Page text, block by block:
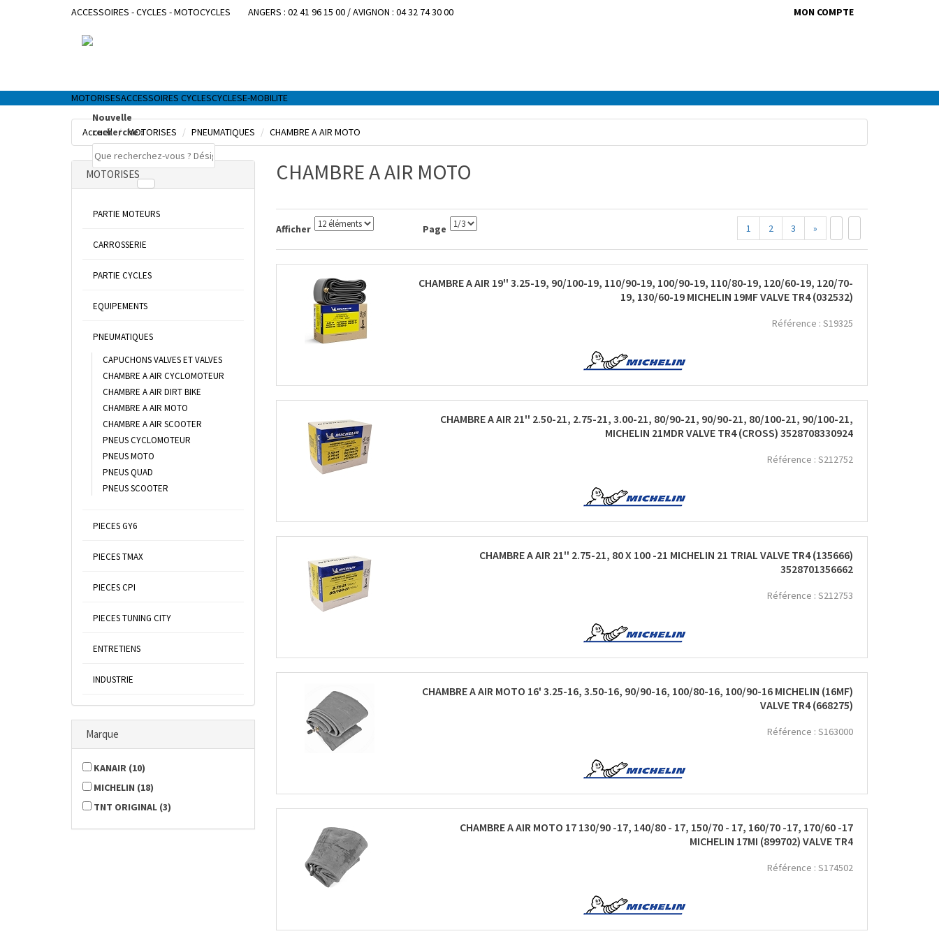
ACCESSOIRES - CYCLES - MOTOCYCLES ANGERS : 02 41 96 15 00 / AVIGNON : 04 32 74 30 00 MON COMPTE
Nouvelle
recherche :
MOTORISESACCESSOIRES CYCLESCYCLESE-MOBILITE
Accueil MOTORISES PNEUMATIQUES CHAMBRE A AIR MOTO
MOTORISES
PARTIE MOTEURS
CARROSSERIE
PARTIE CYCLES
EQUIPEMENTS
PNEUMATIQUES
CAPUCHONS VALVES ET VALVES
CHAMBRE A AIR CYCLOMOTEUR
CHAMBRE A AIR DIRT BIKE
CHAMBRE A AIR MOTO
CHAMBRE A AIR SCOOTER
PNEUS CYCLOMOTEUR
PNEUS MOTO
PNEUS QUAD
PNEUS SCOOTER
PIECES GY6
PIECES TMAX
PIECES CPI
PIECES TUNING CITY
ENTRETIENS
INDUSTRIE
Marque
KANAIR (10)
MICHELIN (18)
TNT ORIGINAL (3)
CHAMBRE A AIR MOTO
Afficher Page 1 2 3 »
CHAMBRE A AIR 19'' 3.25-19, 90/100-19, 110/90-19, 100/90-19, 110/80-19, 120/60-19, 120/70-
19, 130/60-19 MICHELIN 19MF VALVE TR4 (032532)
Référence : S19325
CHAMBRE A AIR 21'' 2.50-21, 2.75-21, 3.00-21, 80/90-21, 90/90-21, 80/100-21, 90/100-21,
MICHELIN 21MDR VALVE TR4 (CROSS) 3528708330924
Référence : S212752
CHAMBRE A AIR 21'' 2.75-21, 80 X 100 -21 MICHELIN 21 TRIAL VALVE TR4 (135666)
3528701356662
Référence : S212753
CHAMBRE A AIR MOTO 16' 3.25-16, 3.50-16, 90/90-16, 100/80-16, 100/90-16 MICHELIN (16MF)
VALVE TR4 (668275)
Référence : S163000
CHAMBRE A AIR MOTO 17 130/90 -17, 140/80 - 17, 150/70 - 17, 160/70 -17, 170/60 -17
MICHELIN 17MI (899702) VALVE TR4
Référence : S174502